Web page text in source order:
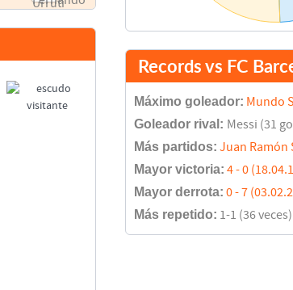
Records vs FC
Máximo goleador: Mundo
Goleador rival: Messi (31
Más partidos: Juan Ramón
Mayor victoria: 4 - 0
Mayor derrota: 0 - 7
Más repetido: 1-1 (36 veces)